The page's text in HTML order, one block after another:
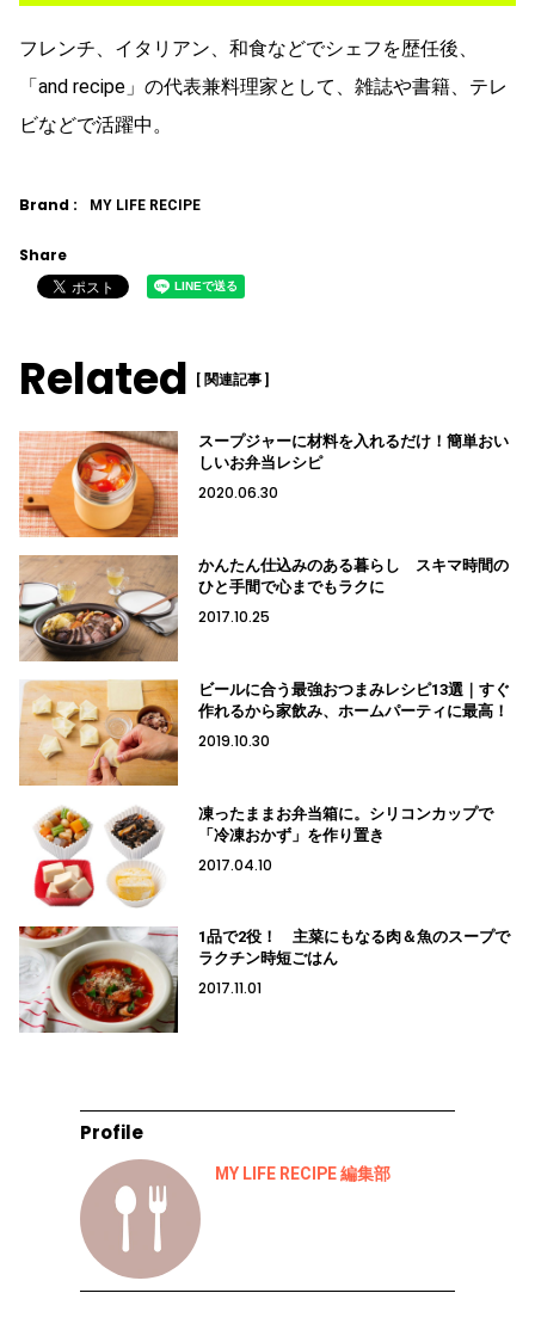
フレンチ、イタリアン、和食などでシェフを歴任後、
「and recipe」の代表兼料理家として、雑誌や書籍、テレ
ビなどで活躍中。
Brand : MY LIFE RECIPE
Share
Related [ 関連記事 ]
スープジャーに材料を入れるだけ！簡単おい
しいお弁当レシピ
2020.06.30
かんたん仕込みのある暮らし スキマ時間の
ひと手間で心までもラクに
2017.10.25
ビールに合う最強おつまみレシピ13選｜すぐ
作れるから家飲み、ホームパーティに最高！
2019.10.30
凍ったままお弁当箱に。シリコンカップで
「冷凍おかず」を作り置き
2017.04.10
1品で2役！ 主菜にもなる肉＆魚のスープで
ラクチン時短ごはん
2017.11.01
Profile
MY LIFE RECIPE 編集部